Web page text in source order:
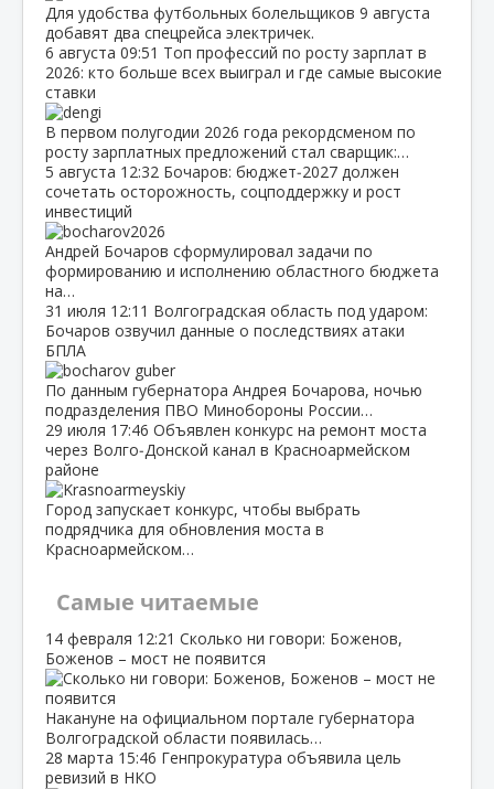
Для удобства футбольных болельщиков 9 августа
добавят два спецрейса электричек.
6 августа 09:51 Топ профессий по росту зарплат в
2026: кто больше всех выиграл и где самые высокие
ставки
В первом полугодии 2026 года рекордсменом по
росту зарплатных предложений стал сварщик:…
5 августа 12:32 Бочаров: бюджет‑2027 должен
сочетать осторожность, соцподдержку и рост
инвестиций
Андрей Бочаров сформулировал задачи по
формированию и исполнению областного бюджета
на…
31 июля 12:11 Волгоградская область под ударом:
Бочаров озвучил данные о последствиях атаки
БПЛА
По данным губернатора Андрея Бочарова, ночью
подразделения ПВО Минобороны России…
29 июля 17:46 Объявлен конкурс на ремонт моста
через Волго‑Донской канал в Красноармейском
районе
Город запускает конкурс, чтобы выбрать
подрядчика для обновления моста в
Красноармейском…
Самые читаемые
14 февраля 12:21 Сколько ни говори: Боженов,
Боженов – мост не появится
Накануне на официальном портале губернатора
Волгоградской области появилась…
28 марта 15:46 Генпрокуратура объявила цель
ревизий в НКО